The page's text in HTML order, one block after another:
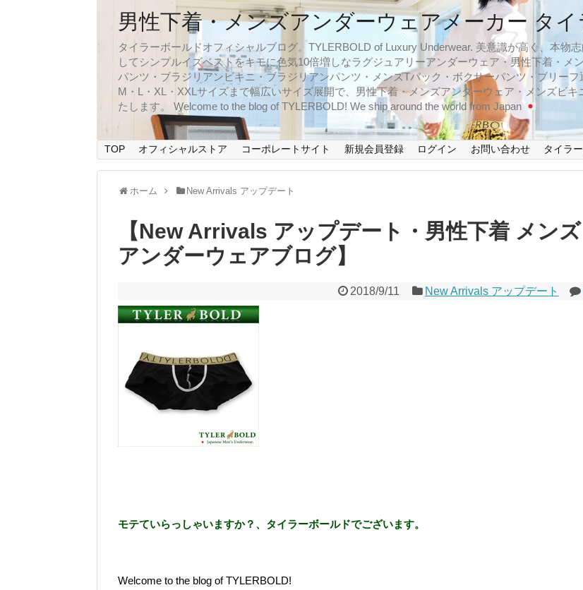
男性下着・メンズアンダーウェアメーカー タ
タイラーボールドオフィシャルブログ。TYLERBOLD of Luxury Underwear. 美意識が高く、本物
してシンプルイズベストをキモに色気10倍増しなラグジュアリーアンダーウェア・男性下着・メ
パンツ・ブラジリアンビキニ・ブラジリアンパンツ・メンズTバック・ボクサーパンツ・ブリー
M・L・XL・XXLサイズまで幅広いサイズ展開で、男性下着・メンズアンダーウェア・メンズビ
たします。 Welcome to the blog of TYLERBOLD! We ship around the world from Japan
TOP オフィシャルストア コーポレートサイト 新規会員登録 ログイン お問い合わせ タイラ
ホーム New Arrivals アップデート
【New Arrivals アップデート・男性下着 メンズ
アンダーウェアブログ】
2018/9/11 New Arrivals アップデート
モテていらっしゃいますか？、タイラーボールドでございます。
Welcome to the blog of TYLERBOLD!